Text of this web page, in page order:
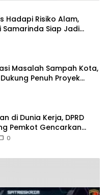
Hadapi Risiko Alam,
Samarinda Siap Jadi
Kalimantan
Masalah Sampah Kota,
Penuh Proyek
di Dunia Kerja, DPRD
Pemkot Gencarkan
0